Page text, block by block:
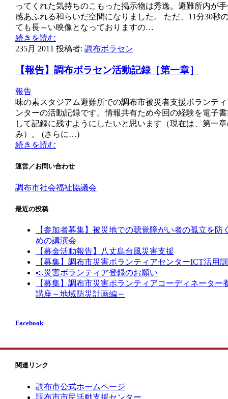
ってくれた気持ちのこもった掲示物は秀逸。避難所内が
感あふれる和らいだ空間になりました。 ただ、11分30秒
ても長～い映像となっておりますの…
続きを読む
235月 2011 投稿者: 調布ボラセン
【報告】調布ボラセン活動記録［第一章］
報告
味の素スタジアム避難所での調布市被災者支援ボランテ
ンターの活動記録です。情報共有ため今回の経験を電子
して記録に残すようにしたいと思います（現在は、第一
み）。 (さらに…)
続きを読む
運営／お問い合わせ
調布市社会福祉協議会
最近の投稿
【参加者募集】被災地での聴覚障がい者の孤立を防
めの講演会
【募金活動報告】八丈島台風災害支援
【募集】調布市災害ボランティアセンターICT活用
📣災害ボランティア登録のお願い
【募集】調布市災害ボランティアコーディネーター
講座～地域防災計画編～
Facebook
関連リンク
調布市公式ホームページ
調布市市民活動支援センター